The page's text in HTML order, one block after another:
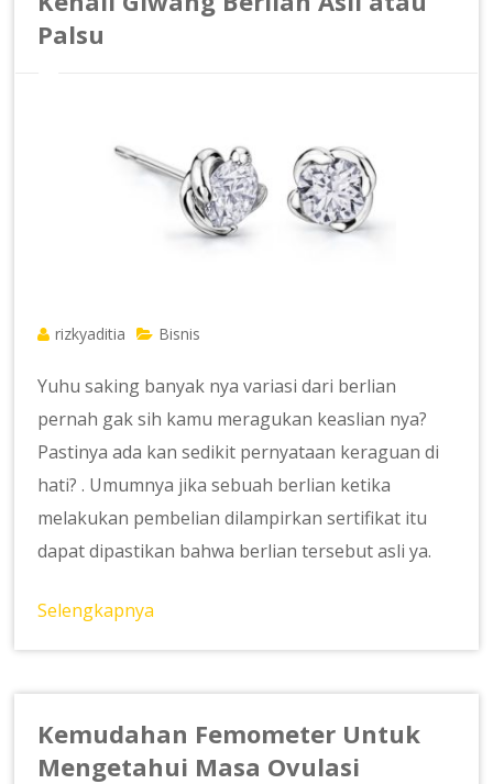
Palsu
rizkyaditia Bisnis
Yuhu saking banyak nya variasi dari berlian
pernah gak sih kamu meragukan keaslian nya?
Pastinya ada kan sedikit pernyataan keraguan di
hati? . Umumnya jika sebuah berlian ketika
melakukan pembelian dilampirkan sertifikat itu
dapat dipastikan bahwa berlian tersebut asli ya.
Selengkapnya
Kemudahan Femometer Untuk
Mengetahui Masa Ovulasi